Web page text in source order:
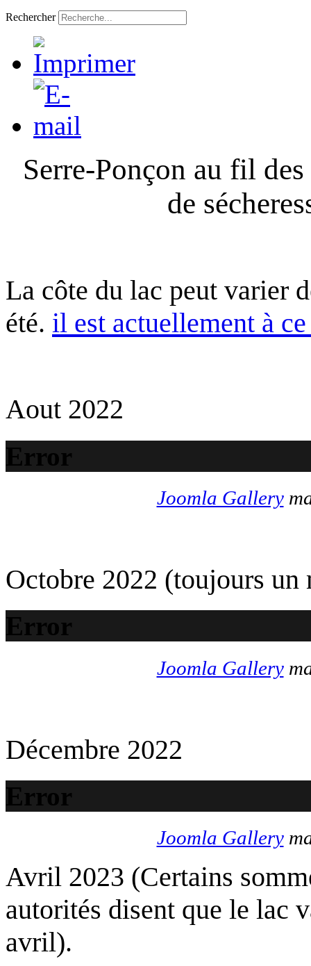
Rechercher
Serre-Ponçon au fil
de
La côte du lac peut varier
été. il est actuellement à
Aout 2022
Error
Joomla Gallery
Octobre 2022 (toujours un
Error
Joomla Gallery
Décembre 2022
Error
Joomla Gallery
Avril 2023 (Certains
autorités disent que le lac
avril).